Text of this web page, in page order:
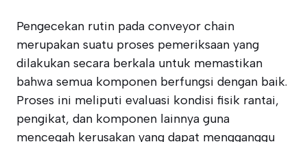
Pengecekan rutin pada conveyor chain
merupakan suatu proses pemeriksaan yang
dilakukan secara berkala untuk memastikan
bahwa semua komponen berfungsi dengan baik.
Proses ini meliputi evaluasi kondisi fisik rantai,
pengikat, dan komponen lainnya guna
mencegah kerusakan yang dapat mengganggu